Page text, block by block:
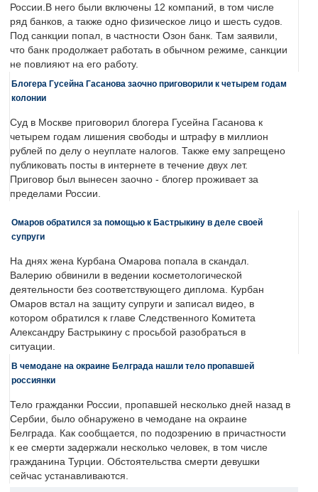
России.В него были включены 12 компаний, в том числе
ряд банков, а также одно физическое лицо и шесть судов.
Под санкции попал, в частности Озон банк. Там заявили,
что банк продолжает работать в обычном режиме, санкции
не повлияют на его работу.
Блогера Гусейна Гасанова заочно приговорили к четырем годам
колонии
Суд в Москве приговорил блогера Гусейна Гасанова к
четырем годам лишения свободы и штрафу в миллион
рублей по делу о неуплате налогов. Также ему запрещено
публиковать посты в интернете в течение двух лет.
Приговор был вынесен заочно - блогер проживает за
пределами России.
Омаров обратился за помощью к Бастрыкину в деле своей
супруги
На днях жена Курбана Омарова попала в скандал.
Валерию обвинили в ведении косметологической
деятельности без соответствующего диплома. Курбан
Омаров встал на защиту супруги и записал видео, в
котором обратился к главе Следственного Комитета
Александру Бастрыкину с просьбой разобраться в
ситуации.
В чемодане на окраине Белграда нашли тело пропавшей
россиянки
Тело гражданки России, пропавшей несколько дней назад в
Сербии, было обнаружено в чемодане на окраине
Белграда. Как сообщается, по подозрению в причастности
к ее смерти задержали несколько человек, в том числе
гражданина Турции. Обстоятельства смерти девушки
сейчас устанавливаются.